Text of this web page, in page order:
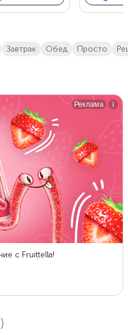
завтрак обед просто
)